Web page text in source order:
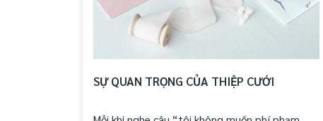
SỰ QUAN TRỌNG CỦA THIỆP CƯỚI